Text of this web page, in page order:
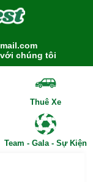
chúng tôi
Thuê Xe
Team - Gala - Sự Kiện